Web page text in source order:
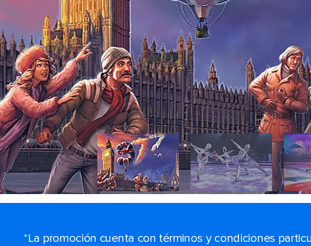
*La promoción cuenta con términos y condiciones